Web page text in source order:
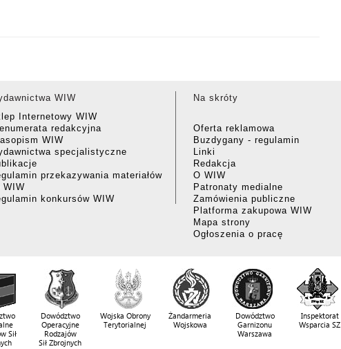
WIW
Internetowy WIW
redakcyjna
WIW
specjalistyczne
przekazywania materiałów
WIW
konkursów WIW
Na skróty
Oferta reklamowa
Buzdygany - regulamin
Linki
Redakcja
O WIW
Patronaty medialne
Zamówienia publiczne
Platforma zakupowa WIW
Mapa strony
Ogłoszenia o pracę
Sił
Dowództwo
Operacyjne
Rodzajów
Sił Zbrojnych
Wojska Obrony
Terytorialnej
Żandarmeria
Wojskowa
Dowództwo
Garnizonu
Warszawa
Inspektorat
Wsparcia SZ